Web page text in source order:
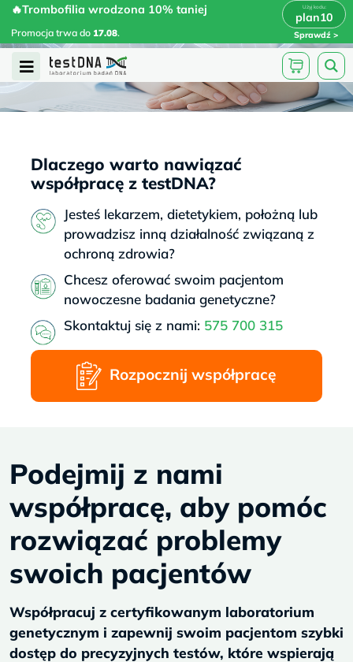
Skip
content
🔥Trombofilia wrodzona 10% taniej
Promocja trwa do 17.08.
plan10
Sprawdź
🔥Trombofilia wrodzona 10% taniej
plan10 x
Open
Dlaczego warto nawiązać
współpracę z testDNA?
Jesteś lekarzem, dietetykiem, położną lub
prowadzisz inną działalność związaną z
ochroną zdrowia?
Chcesz oferować swoim pacjentom
nowoczesne badania genetyczne?
Skontaktuj się z nami: 575 700 315
Rozpocznij współpracę
Podejmij z nami
współpracę, aby pomóc
rozwiązać problemy
swoich pacjentów
Współpracuj z certyfikowanym laboratorium
genetycznym i zapewnij swoim pacjentom szybki
dostęp do precyzyjnych testów, które wspierają